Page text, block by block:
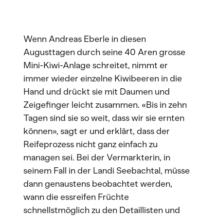
Wenn Andreas Eberle in diesen
Augusttagen durch seine 40 Aren grosse
Mini-Kiwi-Anlage schreitet, nimmt er
immer wieder einzelne Kiwibeeren in die
Hand und drückt sie mit Daumen und
Zeigefinger leicht zusammen. «Bis in zehn
Tagen sind sie so weit, dass wir sie ernten
können», sagt er und erklärt, dass der
Reifeprozess nicht ganz einfach zu
managen sei. Bei der Vermarkterin, in
seinem Fall in der Landi Seebachtal, müsse
dann genaustens beobachtet werden,
wann die essreifen Früchte
schnellstmöglich zu den Detaillisten und